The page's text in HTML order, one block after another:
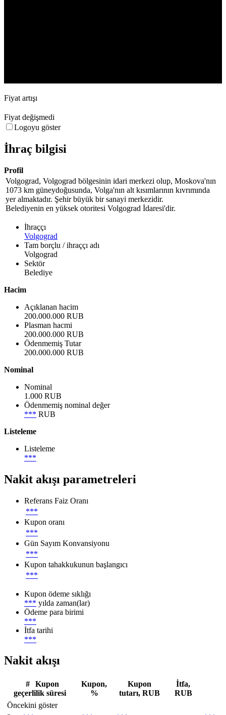
Fiyat artışı
Fiyat değişmedi
Logoyu göster
İhraç bilgisi
Profil
Volgograd, Volgograd bölgesinin idari merkezi olup, Moskova'nın
1073 km güneydoğusunda, Volga'nın alt kısımlarının kıvrımında
yer almaktadır. Şehir büyük bir sanayi merkezidir.
Belediyenin en yüksek otoritesi Volgograd İdaresi'dir.
İhraççı
Volgograd
Tam borçlu / ihraççı adı
Volgograd
Sektör
Belediye
Hacim
Açıklanan hacim
200.000.000 RUB
Plasman hacmi
200.000.000 RUB
Ödenmemiş Tutar
200.000.000 RUB
Nominal
Nominal
1.000 RUB
Ödenmemiş nominal değer
*** RUB
Listeleme
Listeleme
***
Nakit akışı parametreleri
Referans Faiz Oranı
***
Kupon oranı
***
Gün Sayım Konvansiyonu
***
Kupon tahakkukunun başlangıcı
***
Kupon ödeme sıklığı
*** yılda zaman(lar)
Ödeme para birimi
***
İtfa tarihi
***
Nakit akışı
#
Kupon
geçerlilik süresi
Kupon,
%
Kupon
tutarı, RUB
İtfa,
RUB
Öncekini göster